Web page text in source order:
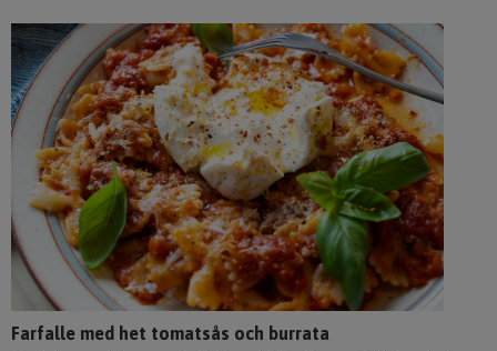
Farfalle med het tomatsås och burrata